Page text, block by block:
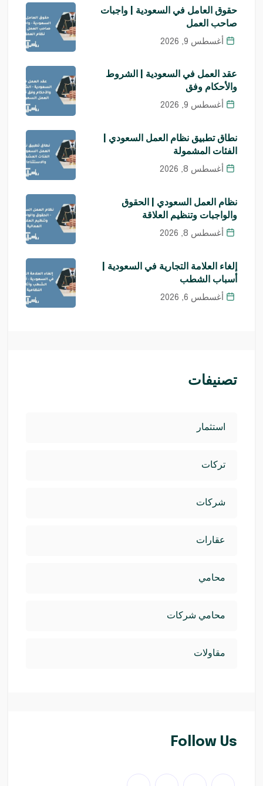
حقوق العامل في السعودية | واجبات
صاحب العمل
أغسطس 9, 2026
عقد العمل في السعودية | الشروط
والأحكام وفق
أغسطس 9, 2026
نطاق تطبيق نظام العمل السعودي |
الفئات المشمولة
أغسطس 8, 2026
نظام العمل السعودي | الحقوق
والواجبات وتنظيم العلاقة
أغسطس 8, 2026
إلغاء العلامة التجارية في السعودية |
أسباب الشطب
أغسطس 6, 2026
تصنيفات
استثمار
تركات
شركات
عقارات
محامي
محامي شركات
مقاولات
Follow Us